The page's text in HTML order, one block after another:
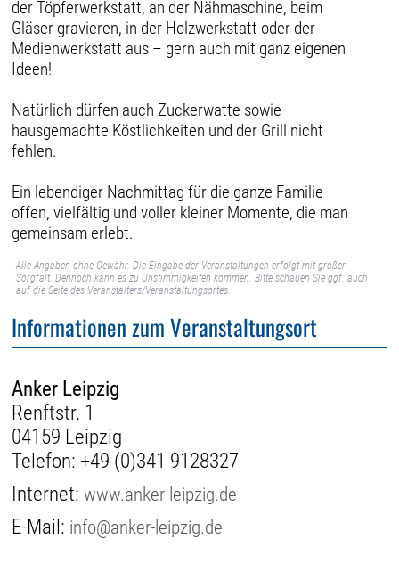
der Töpferwerkstatt, an der Nähmaschine, beim
Gläser gravieren, in der Holzwerkstatt oder der
Medienwerkstatt aus – gern auch mit ganz eigenen
Ideen!
Natürlich dürfen auch Zuckerwatte sowie
hausgemachte Köstlichkeiten und der Grill nicht
fehlen.
Ein lebendiger Nachmittag für die ganze Familie –
offen, vielfältig und voller kleiner Momente, die man
gemeinsam erlebt.
Alle Angaben ohne Gewähr. Die Eingabe der Veranstaltungen erfolgt mit großer
Sorgfalt. Dennoch kann es zu Unstimmigkeiten kommen. Bitte schauen Sie ggf. auch
auf die Seite des Veranstalters/Veranstaltungsortes.
Informationen zum Veranstaltungsort
Anker Leipzig
Renftstr. 1
04159 Leipzig
Telefon: +49 (0)341 9128327
Internet:www.anker-leipzig.de
E-Mail: info@anker-leipzig.de